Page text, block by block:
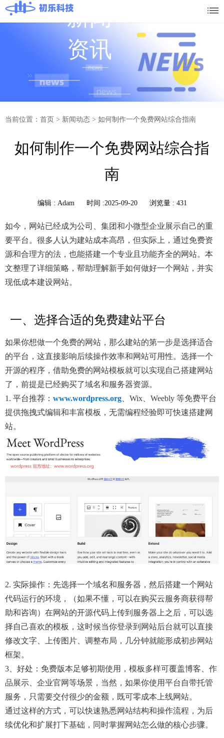
新闻
资讯
当前位置：首页 > 新闻动态 > 如何制作一个免费网站综合指南
如何制作一个免费网站综合指
南
编辑 : Adam 时间 :2025-09-20 浏览量 : 431
如今，网站已经成为公司、集团和小微型企业展示自己的重
要平台。很多人认为建站成本高昂，但实际上，通过免费资
源和合理方的法，也能搭建一个专业且功能齐全的网站。本
文整理了详细策略，帮助理解新手如何做好一个网站，并实
现低成本建设网站。
一、选择合适的免费建站平台
如果你想做一个免费的网站，那么建站的第一步是选择适合
的平台，这直接影响后续操作效率和网站可用性。选择一个
开源的程序，借助免费的网站模板就可以实现自己搭建网站
了，前提是已经购买了域名和服务器资源。
1. 平台推荐： www.wordpress.org、Wix、Weebly 等免费平台
提供拖拽式编辑和丰富模板，无需编程经验即可快速搭建网
站。
2. 实际操作：先选择一个域名和服务器，然后搭建一个网站
代码运行的环境，（如果不懂，可以在购买云服务商获得帮
助和咨询）在网站的开源代码上传到服务器上之后，可以选
择自己喜欢的模板，这时候当你登录到网站后台就可以直接
修改文字、上传图片、调整布局，几分钟就能形成初步网站
框架。
3、好处：免费版本足够初期使用，模板多样可覆盖博客、作
品展示、企业官网等场景，当然，如果你使用平台自带托管
服务，只需要交付很少的金额，既可零成本上线网站。
通过这样的方式，可以快速熟悉网站结构和操作流程，为后
续优化和扩展打下基础，同时掌握网站怎么做的核心步骤。